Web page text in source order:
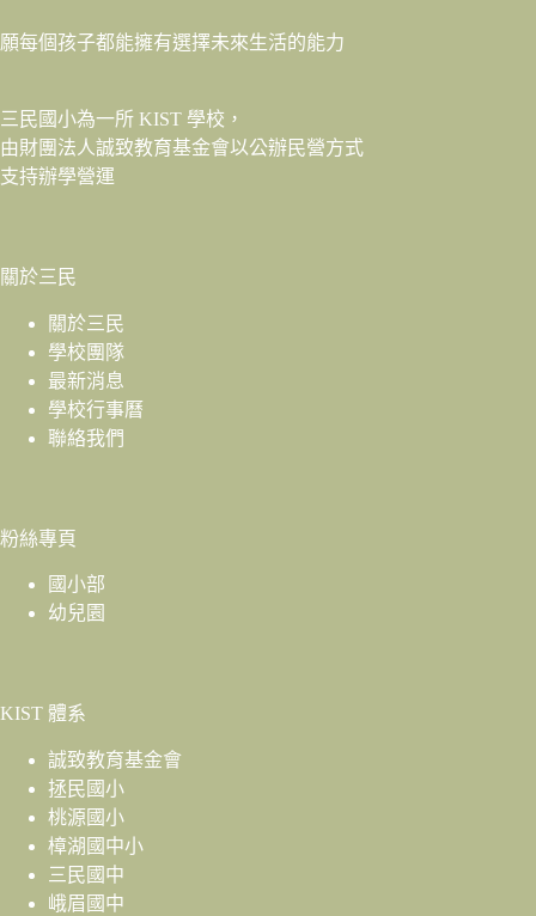
願每個孩子都能擁有選擇未來生活的能力
三民國小為一所 KIST 學校，
由財團法人誠致教育基金會以公辦民營方式
支持辦學營運
關於三民
關於三民
學校團隊
最新消息
學校行事曆
聯絡我們
粉絲專頁
國小部
幼兒園
KIST 體系
誠致教育基金會
拯民國小
桃源國小
樟湖國中小
三民國中
峨眉國中